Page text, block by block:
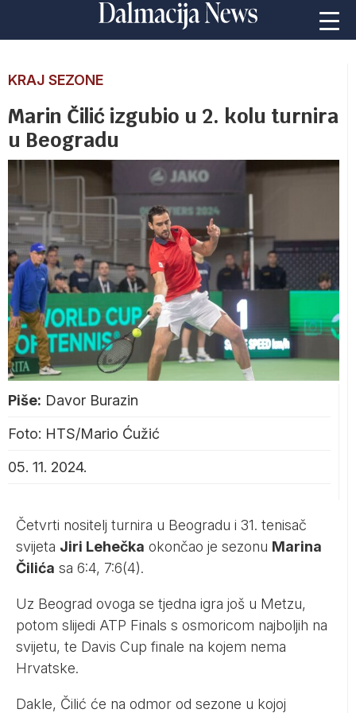
KRAJ SEZONE
Marin Čilić izgubio u 2. kolu turnira
u Beogradu
Piše: Davor Burazin
Foto: HTS/Mario Ćužić
05. 11. 2024.
Četvrti nositelj turnira u Beogradu i 31. tenisač
svijeta Jiri Lehečka okončao je sezonu Marina
Čilića sa 6:4, 7:6(4).
Uz Beograd ovoga se tjedna igra još u Metzu,
potom slijedi ATP Finals s osmoricom najboljih na
svijetu, te Davis Cup finale na kojem nema
Hrvatske.
Dakle, Čilić će na odmor od sezone u kojoj